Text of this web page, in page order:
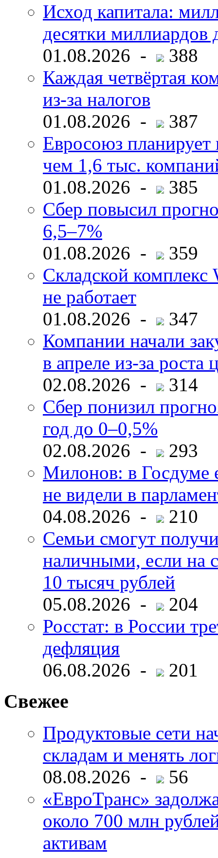
Исход капитала:
десятки миллиардов
01.08.2026 -
388
Каждая четвёртая
из-за налогов
01.08.2026 -
387
Евросоюз планирует
чем 1,6 тыс.
01.08.2026 -
385
Сбер повысил
6,5–7%
01.08.2026 -
359
Складской комплекс
не работает
01.08.2026 -
347
Компании начали
в апреле из-за роста
02.08.2026 -
314
Сбер понизил
год до 0–0,5%
02.08.2026 -
293
Милонов: в Госдуме
не видели в
04.08.2026 -
210
Семьи смогут
наличными, если на
10 тысяч рублей
05.08.2026 -
204
Росстат: в России
дефляция
06.08.2026 -
201
Свежее
Продуктовые сети
складам и менять
08.08.2026 -
56
«ЕвроТранс»
около 700 млн
активам